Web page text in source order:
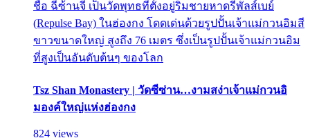
ชื่อ ฉี่ซ้านจี๋ เป็นวัดพุทธที่ตั้งอยู่ริมชายหาดรีพัลส์เบย์
(Repulse Bay) ในฮ่องกง โดดเด่นด้วยรูปปั้นเจ้าแม่กวนอิมสี
ขาวขนาดใหญ่ สูงถึง 76 เมตร ซึ่งเป็นรูปปั้นเจ้าแม่กวนอิม
ที่สูงเป็นอันดับต้นๆ ของโลก
Tsz Shan Monastery | วัดซีซ่าน…งามสง่าเจ้าแม่กวนอิ
มองค์ใหญ่แห่งฮ่องกง
824 views